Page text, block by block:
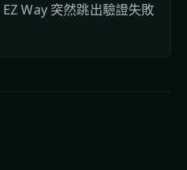
Way 突然跳出驗證失敗